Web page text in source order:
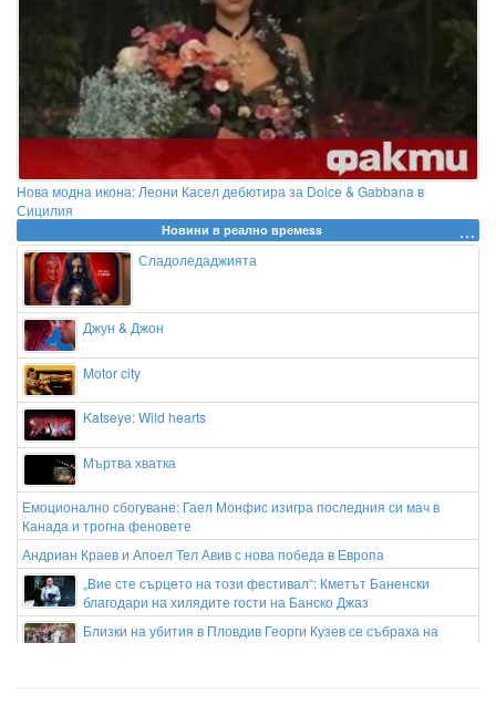
Нова модна икона: Леони Касел дебютира за Dolce & Gabbana в
Сицилия
Новини в реално времеss
Сладоледаджията
Джун & Джон
Motor city
Katseye: Wild hearts
Мъртва хватка
Емоционално сбогуване: Гаел Монфис изигра последния си мач в
Канада и трогна феновете
Андриан Краев и Апоел Тел Авив с нова победа в Европа
„Вие сте сърцето на този фестивал“: Кметът Баненски
благодари на хилядите гости на Банско Джаз
Близки на убития в Пловдив Георги Кузев се събраха на